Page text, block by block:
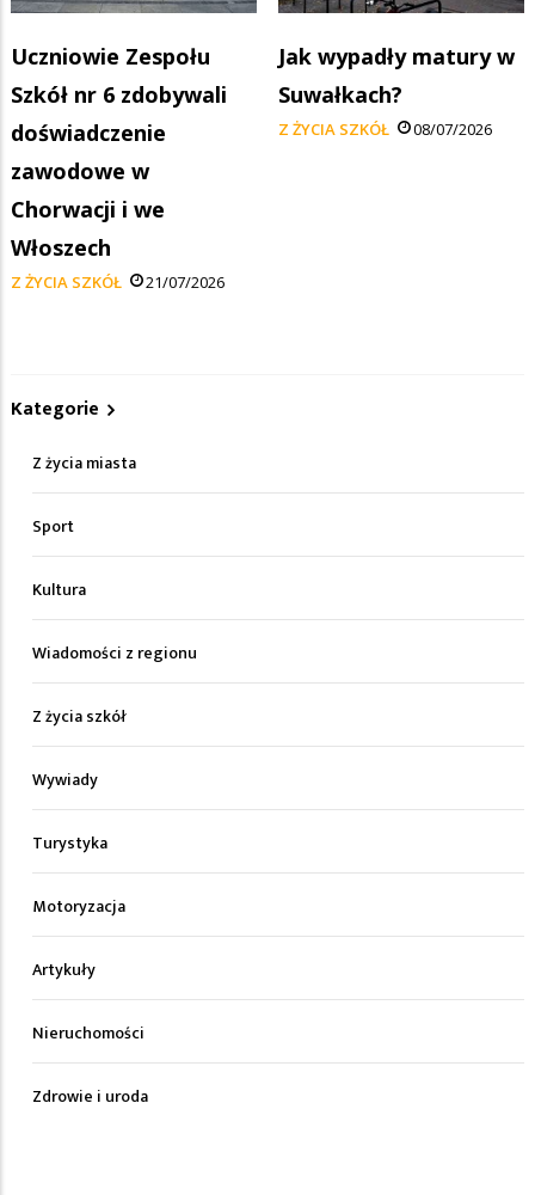
Uczniowie Zespołu
Szkół nr 6 zdobywali
doświadczenie
zawodowe w
Chorwacji i we
Włoszech
Z ŻYCIA SZKÓŁ 21/07/2026
Jak wypadły matury w
Suwałkach?
Z ŻYCIA SZKÓŁ 08/07/2026
Kategorie
Z życia miasta
Sport
Kultura
Wiadomości z regionu
Z życia szkół
Wywiady
Turystyka
Motoryzacja
Artykuły
Nieruchomości
Zdrowie i uroda